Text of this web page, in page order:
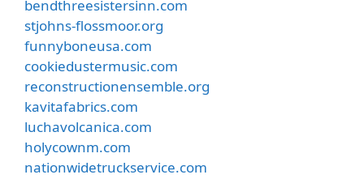
bendthreesistersinn.com
stjohns-flossmoor.org
funnyboneusa.com
cookiedustermusic.com
reconstructionensemble.org
kavitafabrics.com
luchavolcanica.com
holycownm.com
nationwidetruckservice.com